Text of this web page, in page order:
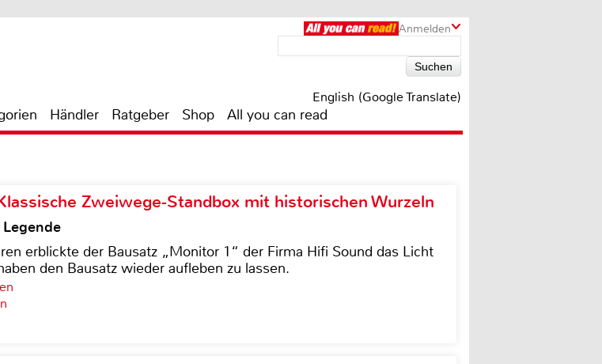
Anmelden
English (Google Translate)
Händler Ratgeber Shop All you can read
Zweiwege-Standbox mit historischen Wurzeln
erblickte der Bausatz „Monitor 1“ der Firma Hifi Sound das Licht
den Bausatz wieder aufleben zu lassen.